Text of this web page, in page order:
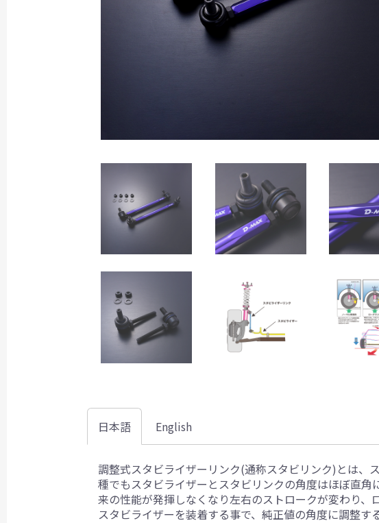
日本語 English
調整式スタビライザーリンク(通称スタビリンク)とは、
種でもスタビライザーとスタビリンクの角度はほぼ直
来の性能が発揮しなくなり左右のストロークが変わり
スタビライザーを装着する事で、純正値の角度に調整す